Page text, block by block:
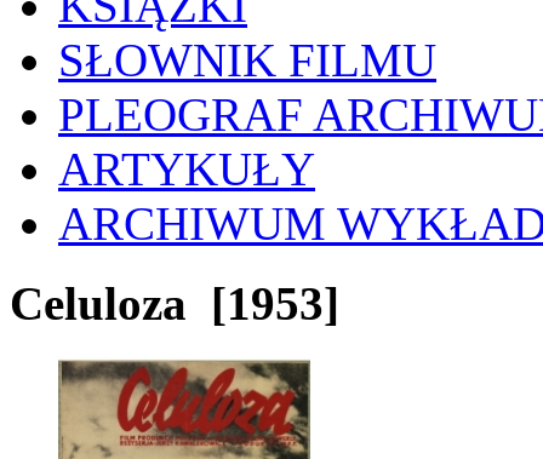
SŁOWNIK FILMU
PLEOGRAF
ARTYKUŁY
ARCHIWUM
Celuloza [1953]